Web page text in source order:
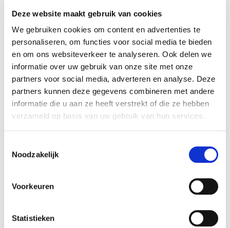
Deze website maakt gebruik van cookies
We gebruiken cookies om content en advertenties te
personaliseren, om functies voor social media te bieden
en om ons websiteverkeer te analyseren. Ook delen we
informatie over uw gebruik van onze site met onze
partners voor social media, adverteren en analyse. Deze
partners kunnen deze gegevens combineren met andere
informatie die u aan ze heeft verstrekt of die ze hebben
verzameld op basis van uw gebruik van hun services.
Noodzakelijk
Voorkeuren
Statistieken
cookiehjActiveViewportIdsHotjarDeze cookie bevat
een ID-string gecreëerd op basis van de huidige
sessie. Deze ID-string bevat niet-persoonlijke
informatie over welke subpagina's de gebruiker
bezoekt – deze informatie wordt gebruikt om de
ervaring van de bezoeker te
optimaliseren.PermanentLokale HTML-
opslaghjViewportIdHotjarSlaat de schermgrootte
van de gebruiker op om de grootte van afbeeldingen
Marketing (33)
volgen wanneer ze verschillende websites bezoeken.
toegesneden op en relevant zijn voor de individuele
gebruiker. Deze advertenties worden zo